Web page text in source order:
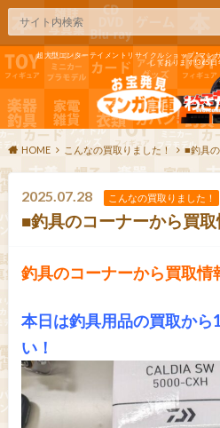
超大型エンターテイメントリサイクルショップ"マン
しております!365日
HOME こんなの買取りました！ ■釣具
2025.07.28 こんなの買取りました！
■釣具のコーナーから買取
釣具のコーナーから買取情
本日は釣具用品の買取から
い！